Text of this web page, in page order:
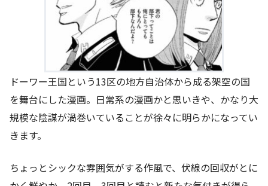
ドーワー王国という13区の地方自治体から成る架空の国
を舞台にした漫画。日常系の漫画かと思いきや、かなり大
規模な陰謀が渦巻いていることが徐々に明らかになってい
きます。
ちょっとシックな雰囲気がする作風で、伏線の回収がとに